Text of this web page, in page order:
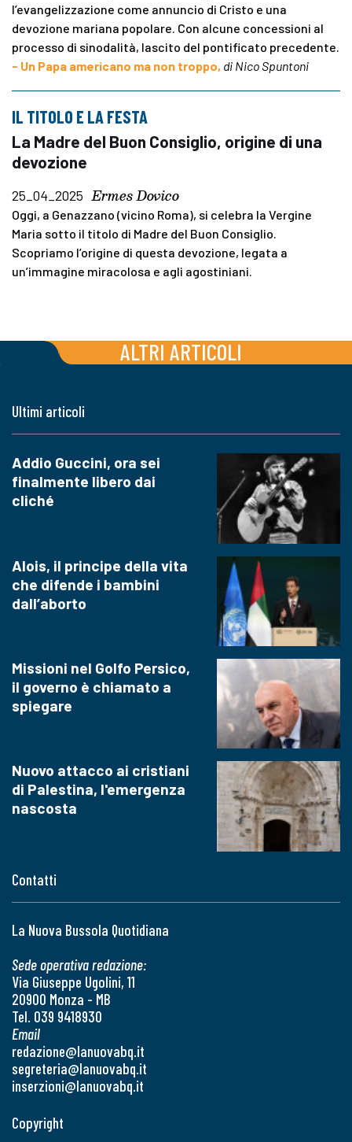
l’evangelizzazione come annuncio di Cristo e una
devozione mariana popolare. Con alcune concessioni al
processo di sinodalità, lascito del pontificato precedente.
- Un Papa americano ma non troppo, di Nico Spuntoni
IL TITOLO E LA FESTA
La Madre del Buon Consiglio, origine di una
devozione
25_04_2025 Ermes Dovico
Oggi, a Genazzano (vicino Roma), si celebra la Vergine
Maria sotto il titolo di Madre del Buon Consiglio.
Scopriamo l’origine di questa devozione, legata a
un’immagine miracolosa e agli agostiniani.
ALTRI ARTICOLI
Contatti
La Nuova Bussola Quotidiana
Sede operativa redazione:
Via Giuseppe Ugolini, 11
20900 Monza - MB
Tel. 039 9418930
Email
redazione@lanuovabq.it
segreteria@lanuovabq.it
inserzioni@lanuovabq.it
Ultimi articoli
Addio Guccini, ora sei
finalmente libero dai
cliché
Alois, il principe della vita
che difende i bambini
dall’aborto
Missioni nel Golfo Persico,
il governo è chiamato a
spiegare
Nuovo attacco ai cristiani
di Palestina, l'emergenza
nascosta
Copyright